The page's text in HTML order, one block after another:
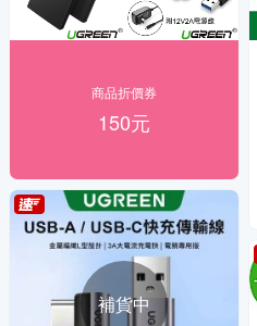
商品折價券
150元
補貨中